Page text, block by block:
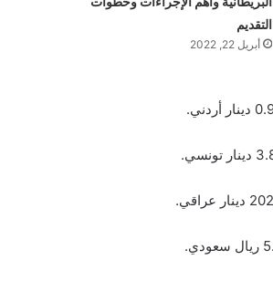
التقديم
أبريل 22, 2022